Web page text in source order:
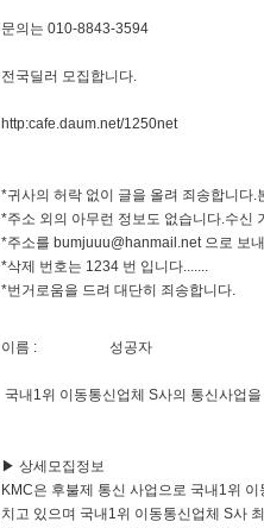
문의는 010-8843-3594
전국딜러 모집합니다.
http:cafe.daum.net/1250net
*귀사의 허락 없이 글을 올려 죄송합니다.
*주소 외의 아무런 정보도 없습니다.수신
*주소를 bumjuuu@hanmail.net 으로 보
*삭제 번호는 1234 번 입니다.......
*번거로움을 드려 대단히 죄송합니다.
이름 : 성공자
국내1위 이동통신업체 S사의 통신사업
▶ 상세모집정보
KMC은 후불제 통신 사업으로 국내1위
치고 있으며 국내1위 이동통신업체 S사